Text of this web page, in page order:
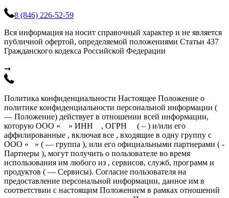
8 (846) 226-52-59
Вся информация на носит справочный характер и не является
публичной офертой, определяемой положениями Статьи 437
Гражданского кодекса Российской Федерации
➞
Политика конфиденциальности Настоящее Положение о
политике конфиденциальности персональной информации (
— Положение) действует в отношении всей информации,
которую ООО « » ИНН , ОГРН ( – ) и/или его
аффилированные , включая все , входящие в одну группу с
ООО « » ( — группа ), или его официальными партнерами ( -
Партнеры ), могут получить о пользователе во время
использования им любого из , сервисов, служб, программ и
продуктов ( — Сервисы). Согласие пользователя на
предоставление персональной информации, данное им в
соответствии с настоящим Положением в рамках отношений